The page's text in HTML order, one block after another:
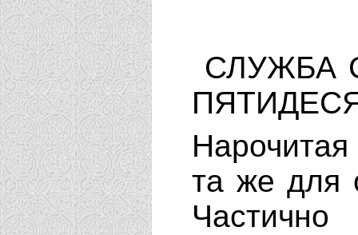
СЛУЖБА
та же для